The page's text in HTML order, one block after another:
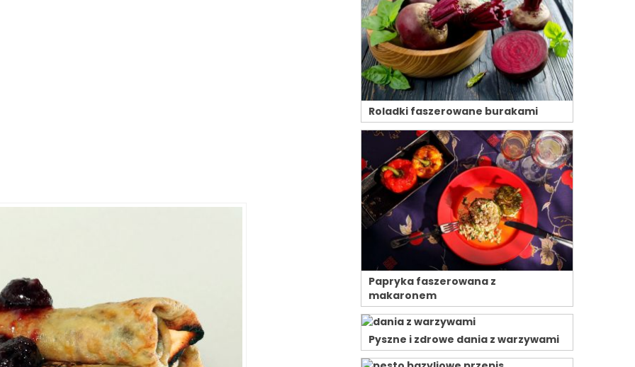
Roladki faszerowane burakami
Papryka faszerowana z
makaronem
Pyszne i zdrowe dania z warzywami